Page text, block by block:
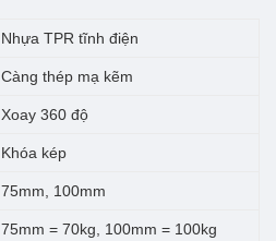
từ
109.000 ₫
Nhựa TPR tĩnh điện
Càng thép mạ kẽm
Xoay 360 độ
Khóa kép
75mm, 100mm
75mm = 70kg, 100mm = 100kg